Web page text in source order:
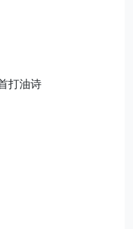
打油诗